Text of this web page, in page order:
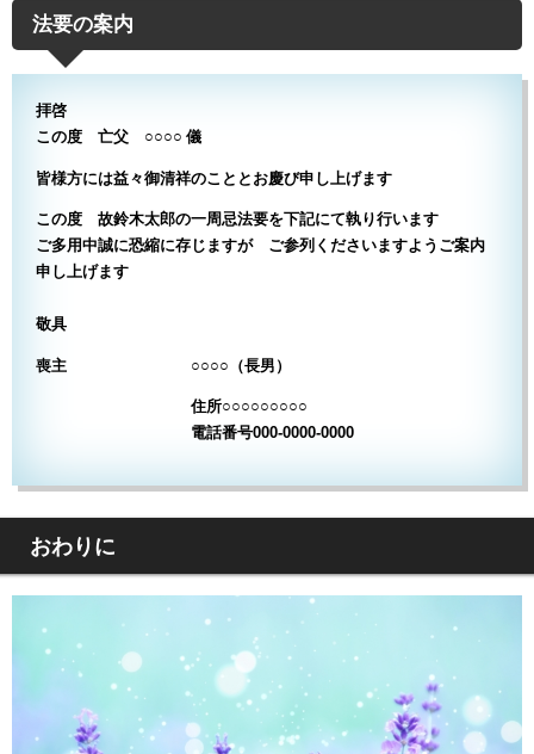
法要の案内
拝啓
この度 亡父 ○○○○ 儀
皆様方には益々御清祥のこととお慶び申し上げます
この度 故鈴木太郎の一周忌法要を下記にて執り行います
ご多用中誠に恐縮に存じますが ご参列くださいますようご案内
申し上げます
敬具
喪主 ○○○○（長男）
住所○○○○○○○○○
電話番号000-0000-0000
おわりに